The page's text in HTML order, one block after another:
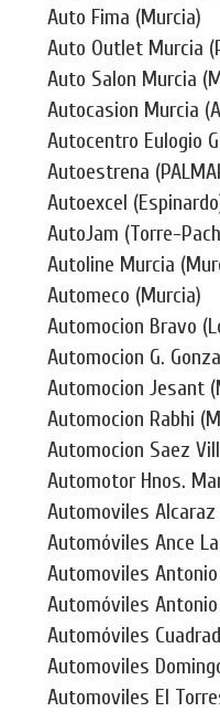
Auto Fima (Murcia)
Auto Outlet Murcia
Auto Salon Murcia
Autocasion Murcia
Autocentro Eulogio
Autoestrena
Autoexcel
AutoJam (Torre-
Autoline Murcia
Automeco (Murcia)
Automocion Bravo
Automocion G.
Automocion Jesant
Automocion Rabhi
Automocion Saez
Automotor Hnos.
Automoviles Alcaraz
Automóviles Ance
Automoviles
Automóviles
Automóviles
Automoviles
Automoviles El